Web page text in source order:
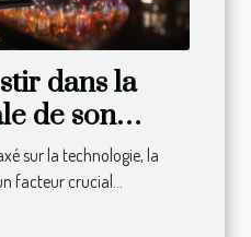
dans la
de son
sur la technologie, la
facteur crucial...